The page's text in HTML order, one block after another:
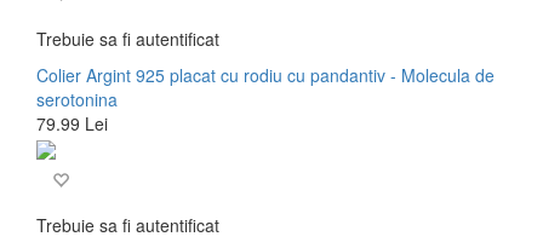
Trebuie sa fi autentificat
Colier Argint 925 placat cu rodiu cu pandantiv - Molecula de
serotonina
79.99 Lei
Trebuie sa fi autentificat